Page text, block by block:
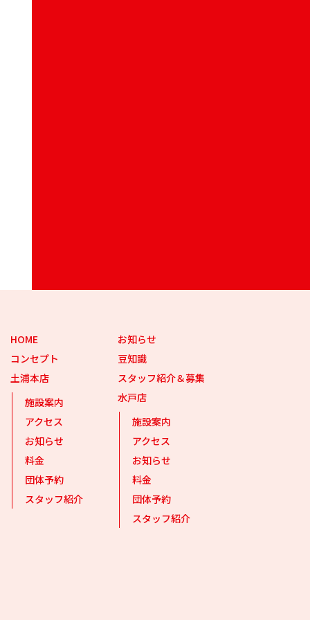
HOME
コンセプト
土浦本店
施設案内
アクセス
お知らせ
料金
団体予約
スタッフ紹介
お知らせ
豆知識
スタッフ紹介＆募集
水戸店
施設案内
アクセス
お知らせ
料金
団体予約
スタッフ紹介